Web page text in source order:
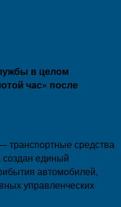
в целом
час» после
транспортные средства
единый
автомобилей,
управленческих